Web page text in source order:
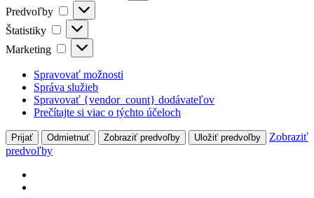
Predvoľby
Predvoľby
Štatistiky Štatistiky
Marketing Marketing
Spravovať možnosti
Správa služieb
Spravovať {vendor_count} dodávateľov
Prečítajte si viac o týchto účeloch
Prijať Odmietnuť Zobraziť predvoľby Uložiť predvoľby
Zobraziť
predvoľby